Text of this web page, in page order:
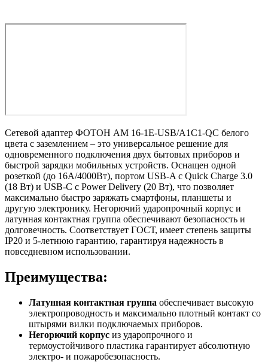
Сетевой адаптер ФОТОН AM 16-1E-USB/A1C1-QC белого
цвета с заземлением – это универсальное решение для
одновременного подключения двух бытовых приборов и
быстрой зарядки мобильных устройств. Оснащен одной
розеткой (до 16А/4000Вт), портом USB-A с Quick Charge 3.0
(18 Вт) и USB-C с Power Delivery (20 Вт), что позволяет
максимально быстро заряжать смартфоны, планшеты и
другую электронику. Негорючий ударопрочный корпус и
латунная контактная группа обеспечивают безопасность и
долговечность. Соответствует ГОСТ, имеет степень защиты
IP20 и 5-летнюю гарантию, гарантируя надежность в
повседневном использовании.
Преимущества:
Латунная контактная группа обеспечивает высокую
электропроводность и максимально плотный контакт со
штырями вилки подключаемых приборов.
Негорючий корпус из ударопрочного и
термоустойчивого пластика гарантирует абсолютную
электро- и пожаробезопасность.